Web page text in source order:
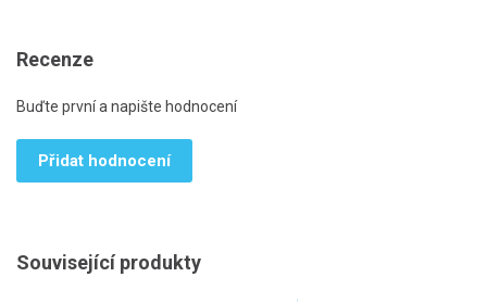
Recenze
Buďte první a napište hodnocení
Přidat hodnocení
Související produkty